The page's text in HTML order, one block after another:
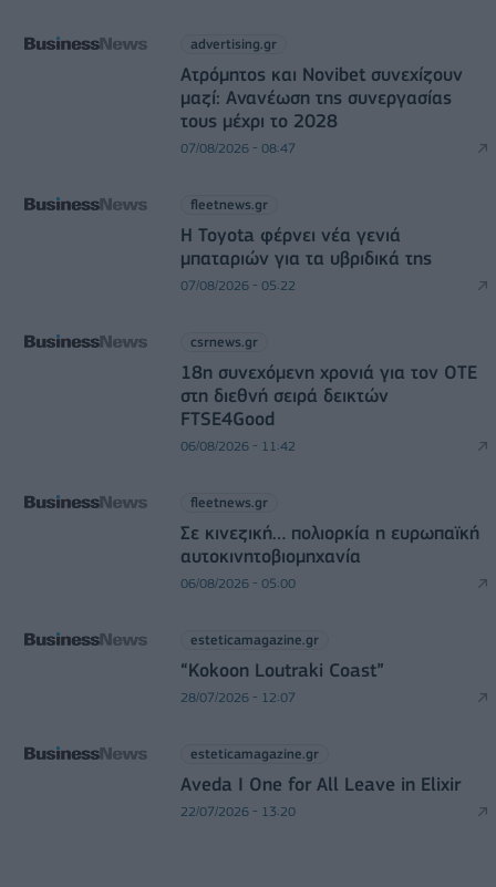
advertising.gr
Ατρόμητος και Novibet συνεχίζουν
μαζί: Ανανέωση της συνεργασίας
τους μέχρι το 2028
07/08/2026 - 08:47
fleetnews.gr
Η Toyota φέρνει νέα γενιά
μπαταριών για τα υβριδικά της
07/08/2026 - 05:22
csrnews.gr
18η συνεχόμενη χρονιά για τον ΟΤΕ
στη διεθνή σειρά δεικτών
FTSE4Good
06/08/2026 - 11:42
fleetnews.gr
Σε κινεζική… πολιορκία η ευρωπαϊκή
αυτοκινητοβιομηχανία
06/08/2026 - 05:00
esteticamagazine.gr
“Kokoon Loutraki Coast”
28/07/2026 - 12:07
esteticamagazine.gr
Aveda I One for All Leave in Elixir
22/07/2026 - 13:20